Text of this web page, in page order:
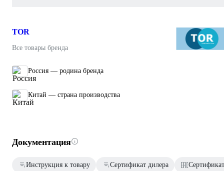
TOR
Все товары бренда
Россия — родина бренда
Китай — страна производства
Документация
Инструкция к товару Сертификат дилера